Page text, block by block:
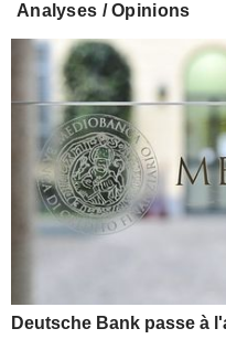
Analyses / Opinions
Deutsche Bank passe à